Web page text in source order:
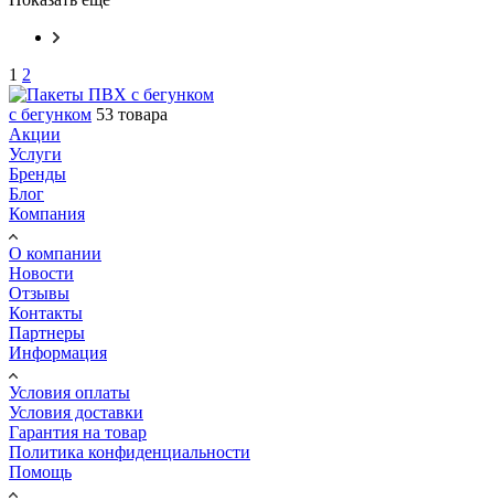
1 2
с бегунком 53 товара
Акции
Услуги
Бренды
Блог
Компания
О компании
Новости
Отзывы
Контакты
Партнеры
Информация
Условия оплаты
Условия доставки
Гарантия на товар
Политика конфиденциальности
Помощь